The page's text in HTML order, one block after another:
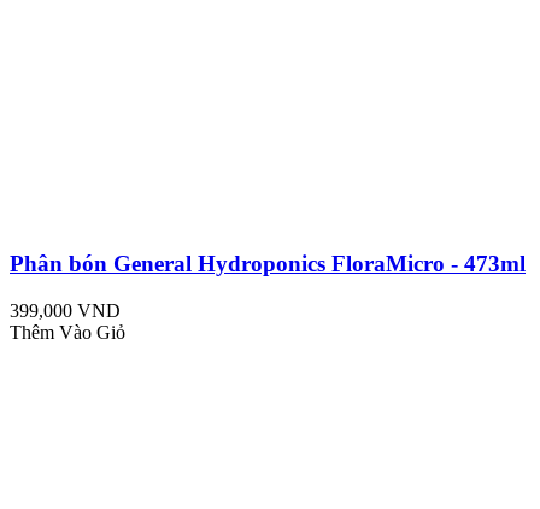
Phân bón General Hydroponics FloraMicro - 473ml
399,000 VND
Thêm Vào Giỏ